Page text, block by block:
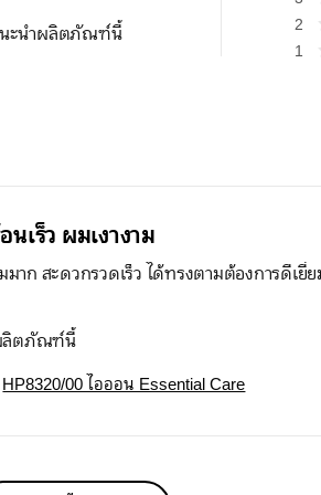
ะนำผลิตภัณฑ์นี้
2
1
เร็ว ผมเงางาม
มาก สะดวกรวดเร็ว ได้ทรงตามต้องการดีเยี่
ลิตภัณฑ์นี้
HP8320/00 ไอออน Essential Care